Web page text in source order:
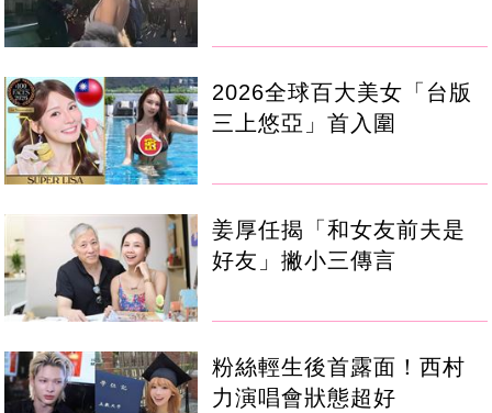
2026全球百大美女「台版
三上悠亞」首入圍
姜厚任揭「和女友前夫是
好友」撇小三傳言
粉絲輕生後首露面！西村
力演唱會狀態超好